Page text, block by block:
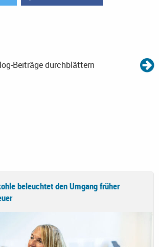
Beiträge durchblättern
beleuchtet den Umgang früher